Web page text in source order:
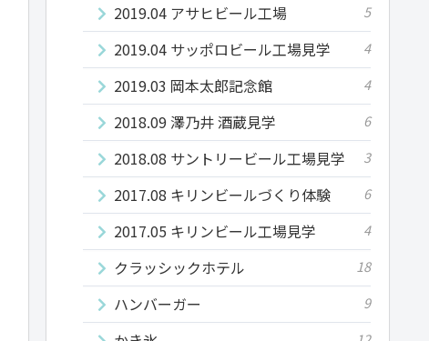
2019.04 アサヒビール工場 5
2019.04 サッポロビール工場見学 4
2019.03 岡本太郎記念館 4
2018.09 澤乃井 酒蔵見学 6
2018.08 サントリービール工場見学 3
2017.08 キリンビールづくり体験 6
2017.05 キリンビール工場見学 4
クラッシックホテル 18
ハンバーガー 9